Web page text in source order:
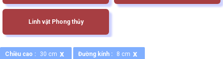
Linh vật Phong thủy
Chiều cao : 30 cm x Đường kính : 8 cm x